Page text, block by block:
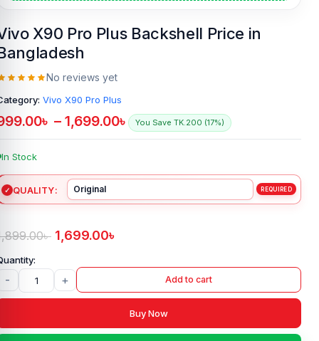
X90 Pro Plus Backshell Price in
No reviews yet
Vivo X90 Pro Plus
৳ – 1,699.00৳ You Save TK.200 (17%)
In Stock
QUALITY
৳ 1,699.00৳
- + Add to cart
Buy Now